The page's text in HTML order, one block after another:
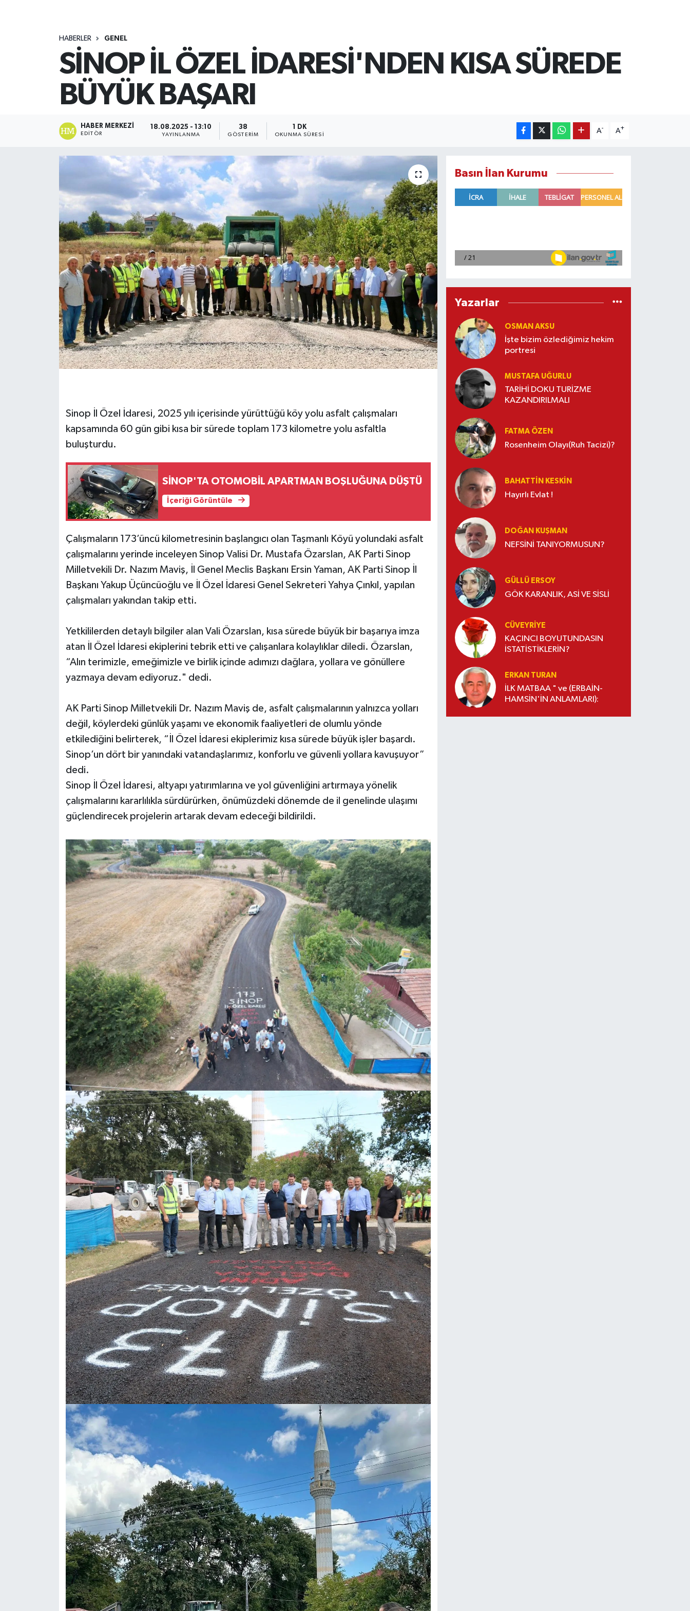
HABERLER GENEL
SİNOP İL ÖZEL İDARESİ'NDEN KISA SÜREDE
BÜYÜK BAŞARI
HABER MERKEZI
EDITÖR
18.08.2025 - 13:10
YAYINLANMA
38
GÖSTERIM
1 DK
OKUNMA SÜRESI
A- A+
Sinop İl Özel İdaresi, 2025 yılı içerisinde yürüttüğü köy yolu asfalt çalışmaları
kapsamında 60 gün gibi kısa bir sürede toplam 173 kilometre yolu asfaltla
buluşturdu.
SİNOP'TA OTOMOBİL APARTMAN BOŞLUĞUNA DÜŞTÜ
İçeriği Görüntüle
Çalışmaların 173’üncü kilometresinin başlangıcı olan Taşmanlı Köyü yolundaki asfalt
çalışmalarını yerinde inceleyen Sinop Valisi Dr. Mustafa Özarslan, AK Parti Sinop
Milletvekili Dr. Nazım Maviş, İl Genel Meclis Başkanı Ersin Yaman, AK Parti Sinop İl
Başkanı Yakup Üçüncüoğlu ve İl Özel İdaresi Genel Sekreteri Yahya Çınkıl, yapılan
çalışmaları yakından takip etti.
Yetkililerden detaylı bilgiler alan Vali Özarslan, kısa sürede büyük bir başarıya imza
atan İl Özel İdaresi ekiplerini tebrik etti ve çalışanlara kolaylıklar diledi. Özarslan,
“Alın terimizle, emeğimizle ve birlik içinde adımızı dağlara, yollara ve gönüllere
yazmaya devam ediyoruz." dedi.
AK Parti Sinop Milletvekili Dr. Nazım Maviş de, asfalt çalışmalarının yalnızca yolları
değil, köylerdeki günlük yaşamı ve ekonomik faaliyetleri de olumlu yönde
etkilediğini belirterek, “İl Özel İdaresi ekiplerimiz kısa sürede büyük işler başardı.
Sinop’un dört bir yanındaki vatandaşlarımız, konforlu ve güvenli yollara kavuşuyor”
dedi.
Sinop İl Özel İdaresi, altyapı yatırımlarına ve yol güvenliğini artırmaya yönelik
çalışmalarını kararlılıkla sürdürürken, önümüzdeki dönemde de il genelinde ulaşımı
güçlendirecek projelerin artarak devam edeceği bildirildi.
Basın İlan Kurumu
Yazarlar
OSMAN AKSU
İşte bizim özlediğimiz hekim
portresi
MUSTAFA UĞURLU
TARİHİ DOKU TURİZME
KAZANDIRILMALI
FATMA ÖZEN
Rosenheim Olayı(Ruh Tacizi)?
BAHATTIN KESKİN
Hayırlı Evlat !
DOĞAN KUŞMAN
NEFSİNİ TANIYORMUSUN?
GÜLLÜ ERSOY
GÖK KARANLIK, ASİ VE SİSLİ
CÜVEYRIYE
KAÇINCI BOYUTUNDASIN
İSTATİSTİKLERİN?
ERKAN TURAN
İLK MATBAA " ve (ERBAİN-
HAMSİN'İN ANLAMLARI):